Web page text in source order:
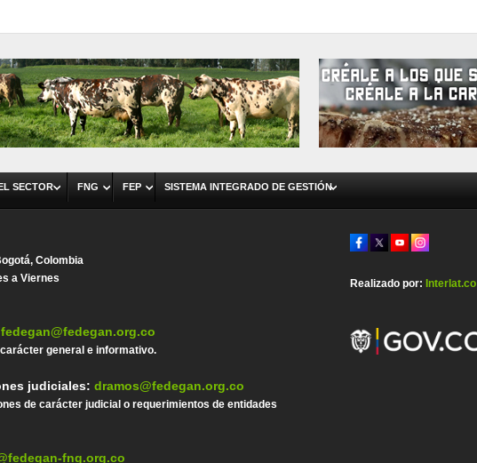
SECTOR FNG FEP SISTEMA INTEGRADO DE GESTIÓN
Colombia
a Viernes
fedegan@fedegan.org.co
general e informativo.
judiciales:dramos@fedegan.org.co
de carácter judicial o requerimientos de entidades
fng.org.co
Realizado por:Interlat.co